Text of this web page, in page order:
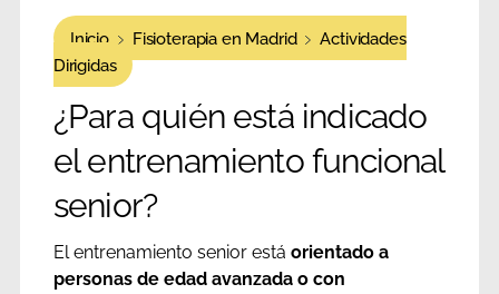
Inicio Fisioterapia en Madrid
Actividades
Dirigidas
¿Para quién está indicado
el entrenamiento funcional
senior?
El entrenamiento senior está orientado a
personas de edad avanzada o con